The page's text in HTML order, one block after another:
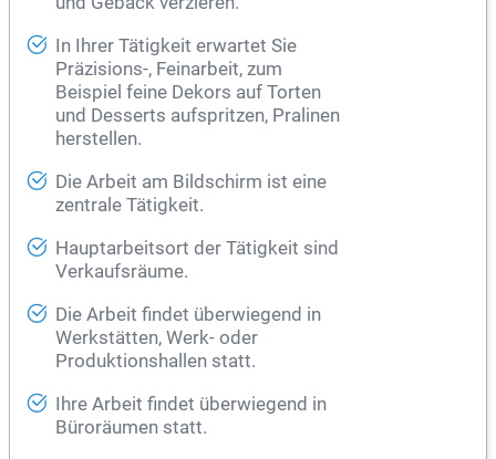
In Ihrer Tätigkeit erwartet Sie
Präzisions-, Feinarbeit, zum
Beispiel feine Dekors auf Torten
und Desserts aufspritzen, Pralinen
herstellen.
Die Arbeit am Bildschirm ist eine
zentrale Tätigkeit.
Hauptarbeitsort der Tätigkeit sind
Verkaufsräume.
Die Arbeit findet überwiegend in
Werkstätten, Werk- oder
Produktionshallen statt.
Ihre Arbeit findet überwiegend in
Büroräumen statt.